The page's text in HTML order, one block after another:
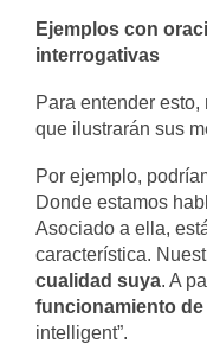
Ejemplos con
interrogativas
Para entender
que ilustrarán sus
Por ejemplo,
Donde estamos
Asociado a ella,
característica.
cualidad suya. A
funcionamiento
intelligent”.